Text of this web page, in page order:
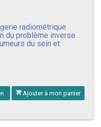
radiométrique
du problème inverse
du sein et
Ajouter à mon panier